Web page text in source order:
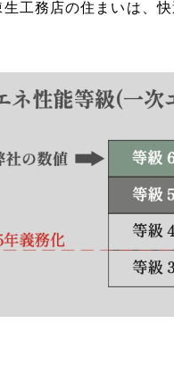
工務店の住まいは、